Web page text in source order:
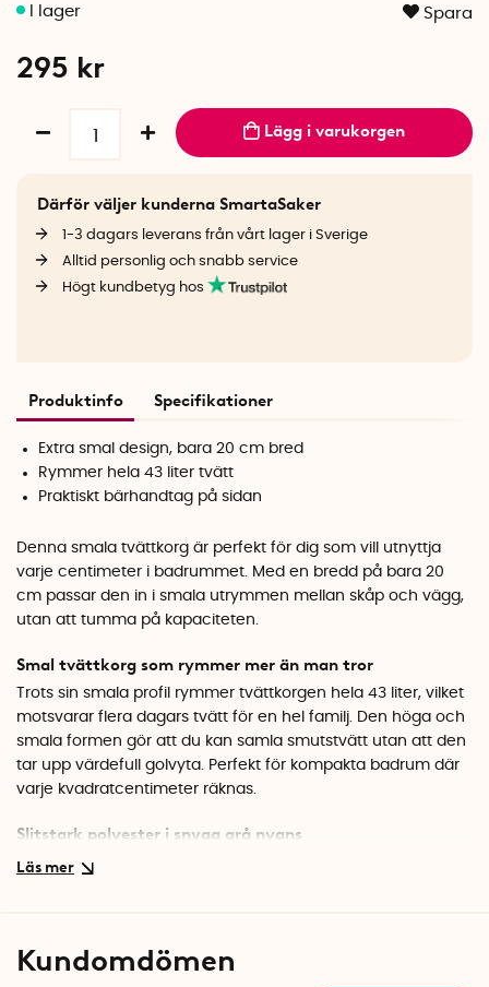
Spara
295 kr
Lägg i varukorgen
Därför väljer kunderna SmartaSaker
1-3 dagars leverans från vårt lager i Sverige
Alltid personlig och snabb service
Högt kundbetyg hos
Produktinfo Specifikationer
Extra smal design, bara 20 cm bred
Rymmer hela 43 liter tvätt
Praktiskt bärhandtag på sidan
Denna smala tvättkorg är perfekt för dig som vill utnyttja
varje centimeter i badrummet. Med en bredd på bara 20
cm passar den in i smala utrymmen mellan skåp och vägg,
utan att tumma på kapaciteten.
Smal tvättkorg som rymmer mer än man tror
Trots sin smala profil rymmer tvättkorgen hela 43 liter, vilket
motsvarar flera dagars tvätt för en hel familj. Den höga och
smala formen gör att du kan samla smutstvätt utan att den
tar upp värdefull golvyta. Perfekt för kompakta badrum där
varje kvadratcentimeter räknas.
Slitstark polyester i snygg grå nyans
Tvättkorgen är tillverkad i 100% polyester som är både
flytta korgen när det är dags att bära tvätten till tvättstugan.
Kundomdömen